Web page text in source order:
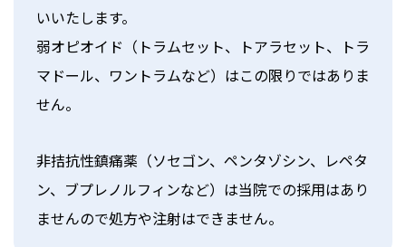
いいたします。
弱オピオイド（トラムセット、トアラセット、トラ
マドール、ワントラムなど）はこの限りではありま
せん。
非拮抗性鎮痛薬（ソセゴン、ペンタゾシン、レペタ
ン、ブプレノルフィンなど）は当院での採用はあり
ませんので処方や注射はできません。